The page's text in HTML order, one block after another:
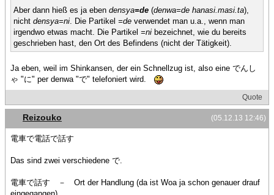
Aber dann hieß es ja eben densya=de (denwa=de hanasi.masi.ta),
nicht densya=ni. Die Partikel =de verwendet man u.a., wenn man
irgendwo etwas macht. Die Partikel =ni bezeichnet, wie du bereits
geschrieben hast, den Ort des Befindens (nicht der Tätigkeit).
Ja eben, weil im Shinkansen, der ein Schnellzug ist, also eine でんし
ゃ "に" per denwa "で" telefoniert wird.
Quote
(05.12.13 12:46)
Reizouko
電車で電話で話す
Das sind zwei verschiedene で.
電車で話す － Ort der Handlung (da ist Woa ja schon genauer drauf